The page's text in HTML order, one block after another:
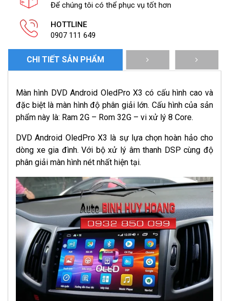
Để chúng tôi có thể phục vụ tốt hơn
HOTTLINE
0907 111 649
CHI TIẾT SẢN PHẨM
Màn hình DVD Android OledPro X3 có cấu hình cao và
đặc biệt là màn hình độ phân giải lớn. Cấu hình của sản
phẩm này là: Ram 2G – Rom 32G – vi xử lý 8 Core.
DVD Android OledPro X3 là sự lựa chọn hoàn hảo cho
dòng xe gia đình. Với bộ xử lý âm thanh DSP cùng độ
phân giải màn hình nét nhất hiện tại.